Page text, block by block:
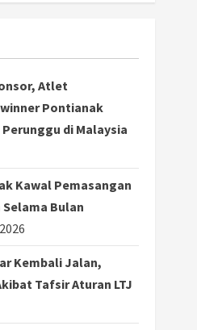
Atlet
Pontianak
di Malaysia
Kawal Pemasangan
Bulan
Kembali Jalan,
Tafsir Aturan LTJ